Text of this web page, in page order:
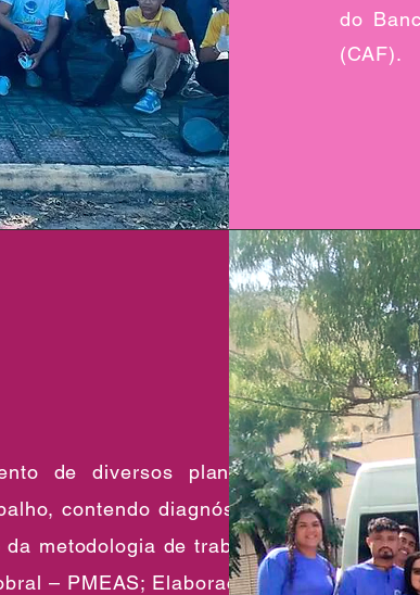
do
(CAF).
de diversos planos e
contendo diagnósticos
metodologia de trabalho;
– PMEAS; Elaboração e